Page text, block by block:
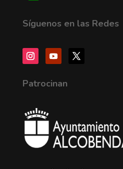
Síguenos en las Redes
Patrocinan